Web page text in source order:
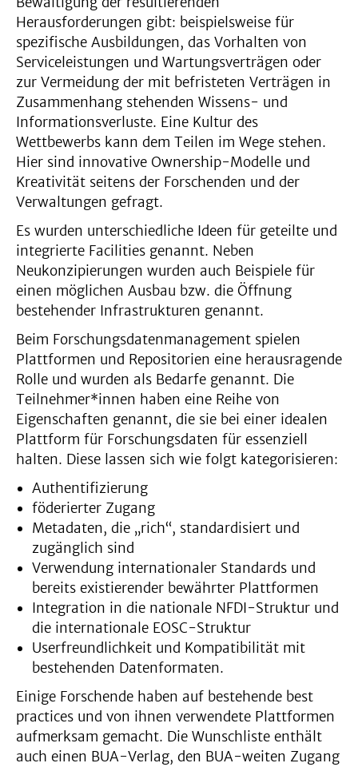
Herausforderungen gibt: beispielsweise für
spezifische Ausbildungen, das Vorhalten von
Serviceleistungen und Wartungsverträgen oder
zur Vermeidung der mit befristeten Verträgen in
Zusammenhang stehenden Wissens- und
Informationsverluste. Eine Kultur des
Wettbewerbs kann dem Teilen im Wege stehen.
Hier sind innovative Ownership-Modelle und
Kreativität seitens der Forschenden und der
Verwaltungen gefragt.
Es wurden unterschiedliche Ideen für geteilte und
integrierte Facilities genannt. Neben
Neukonzipierungen wurden auch Beispiele für
einen möglichen Ausbau bzw. die Öffnung
bestehender Infrastrukturen genannt.
Beim Forschungsdatenmanagement spielen
Plattformen und Repositorien eine herausragende
Rolle und wurden als Bedarfe genannt. Die
Teilnehmer*innen haben eine Reihe von
Eigenschaften genannt, die sie bei einer idealen
Plattform für Forschungsdaten für essenziell
halten. Diese lassen sich wie folgt kategorisieren:
Authentifizierung
föderierter Zugang
Metadaten, die „rich“, standardisiert und
zugänglich sind
Verwendung internationaler Standards und
bereits existierender bewährter Plattformen
Integration in die nationale NFDI-Struktur und
die internationale EOSC-Struktur
Userfreundlichkeit und Kompatibilität mit
bestehenden Datenformaten.
Einige Forschende haben auf bestehende best
practices und von ihnen verwendete Plattformen
aufmerksam gemacht. Die Wunschliste enthält
auch einen BUA-Verlag, den BUA-weiten Zugang